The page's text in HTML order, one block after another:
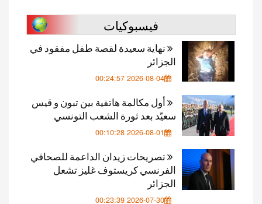
فيسبوكيات
نهاية سعيدة لقصة طفل مفقود في
الجزائر
2026-08-04 00:24:57
أول مكالمة هاتفية بين تبون و قيس
سعيّد بعد ثورة الشعب التونسي
2026-08-01 00:10:28
تصريحات زيدان الداعمة للصحافي
الفرنسي كريستوف غليز تشعل
الجزائر
2026-07-30 00:23:39